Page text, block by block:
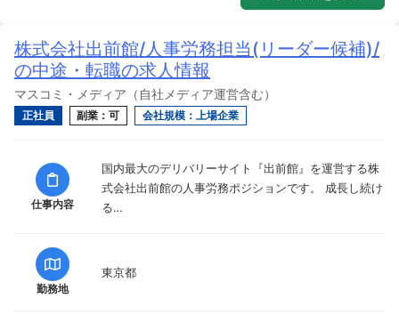
株式会社出前館/人事労務担当(リーダー候補)/
の中途・転職の求人情報
マスコミ・メディア（自社メディア運営含む）
正社員 副業：可 会社規模：上場企業
仕事内容
国内最大のデリバリーサイト『出前館』を運営する株
式会社出前館の人事労務ポジションです。 成長し続け
る…
勤務地
東京都